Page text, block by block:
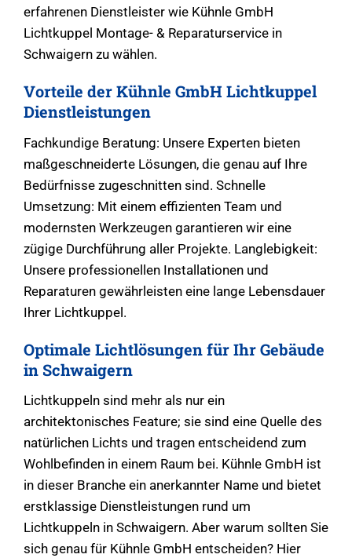
erfahrenen Dienstleister wie Kühnle GmbH
Lichtkuppel Montage- & Reparaturservice in
Schwaigern zu wählen.
Vorteile der Kühnle GmbH Lichtkuppel
Dienstleistungen
Fachkundige Beratung: Unsere Experten bieten
maßgeschneiderte Lösungen, die genau auf Ihre
Bedürfnisse zugeschnitten sind. Schnelle
Umsetzung: Mit einem effizienten Team und
modernsten Werkzeugen garantieren wir eine
zügige Durchführung aller Projekte. Langlebigkeit:
Unsere professionellen Installationen und
Reparaturen gewährleisten eine lange Lebensdauer
Ihrer Lichtkuppel.
Optimale Lichtlösungen für Ihr Gebäude
in Schwaigern
Lichtkuppeln sind mehr als nur ein
architektonisches Feature; sie sind eine Quelle des
natürlichen Lichts und tragen entscheidend zum
Wohlbefinden in einem Raum bei. Kühnle GmbH ist
in dieser Branche ein anerkannter Name und bietet
erstklassige Dienstleistungen rund um
Lichtkuppeln in Schwaigern. Aber warum sollten Sie
sich genau für Kühnle GmbH entscheiden? Hier